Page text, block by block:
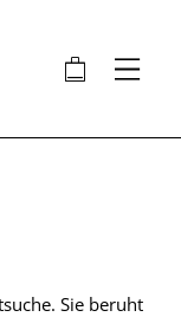
🛍 ⋮
Sie beruht